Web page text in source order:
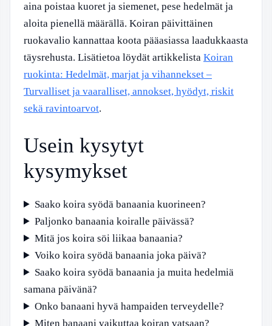
aina poistaa kuoret ja siemenet, pese hedelmät ja
aloita pienellä määrällä. Koiran päivittäinen
ruokavalio kannattaa koota pääasiassa laadukkaasta
täysrehusta. Lisätietoa löydät artikkelista Koiran
ruokinta: Hedelmät, marjat ja vihannekset –
Turvalliset ja vaaralliset, annokset, hyödyt, riskit
sekä ravintoarvot.
Usein kysytyt
kysymykset
Saako koira syödä banaania kuorineen?
Paljonko banaania koiralle päivässä?
Mitä jos koira söi liikaa banaania?
Voiko koira syödä banaania joka päivä?
Saako koira syödä banaania ja muita hedelmiä
samana päivänä?
Onko banaani hyvä hampaiden terveydelle?
Miten banaani vaikuttaa koiran vatsaan?